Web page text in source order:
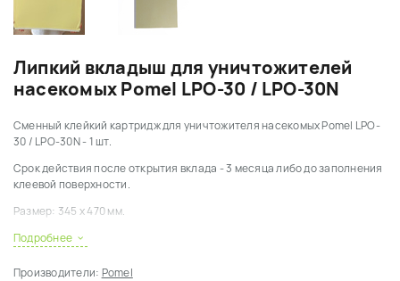
Липкий вкладыш для уничтожителей
насекомых Pomel LPO-30 / LPO-30N
Сменный клейкий картридж для уничтожителя насекомых Pomel LPO-
30 / LPO-30N - 1 шт.
Срок действия после открытия вклада - 3 месяца либо до заполнения
клеевой поверхности.
Размер: 345 x 470 мм.
Подробнее
Производители: Pomel